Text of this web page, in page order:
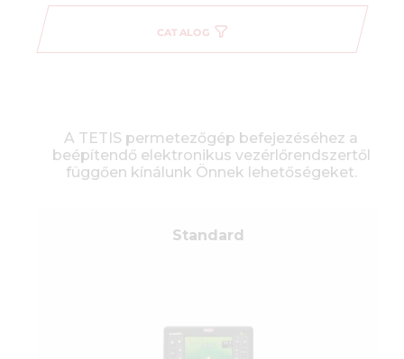
CATALOG
A TETIS permetezőgép befejezéséhez a
beépítendő elektronikus vezérlőrendszertől
függően kínálunk Önnek lehetőségeket.
Standard